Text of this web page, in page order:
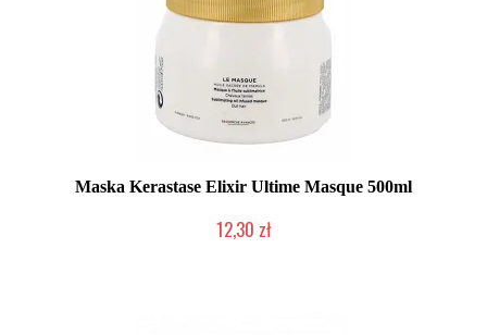
Maska Kerastase Elixir Ultime Masque 500ml
12,30 zł